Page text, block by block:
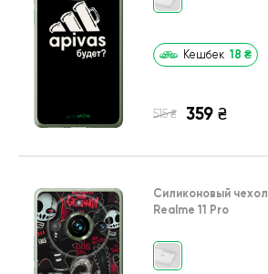
Кешбек 18 ₴
515 ₴ 359 ₴
Силиконовый чехол
Realme 11 Pro